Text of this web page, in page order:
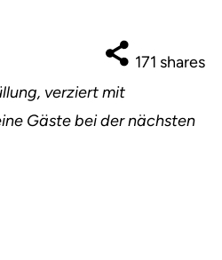
171 shares
verziert mit
Gäste bei der nächsten